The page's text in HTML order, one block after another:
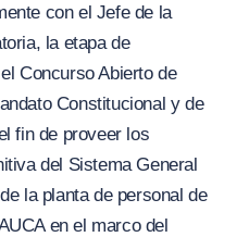
con el Jefe de la
la etapa de
Concurso Abierto de
Constitucional y de
fin de proveer los
del Sistema General
la planta de personal de
en el marco del